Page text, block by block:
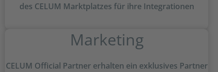
des CELUM Marktplatzes für ihre Integrationen
Marketing
CELUM Official Partner erhalten ein exklusives Partner